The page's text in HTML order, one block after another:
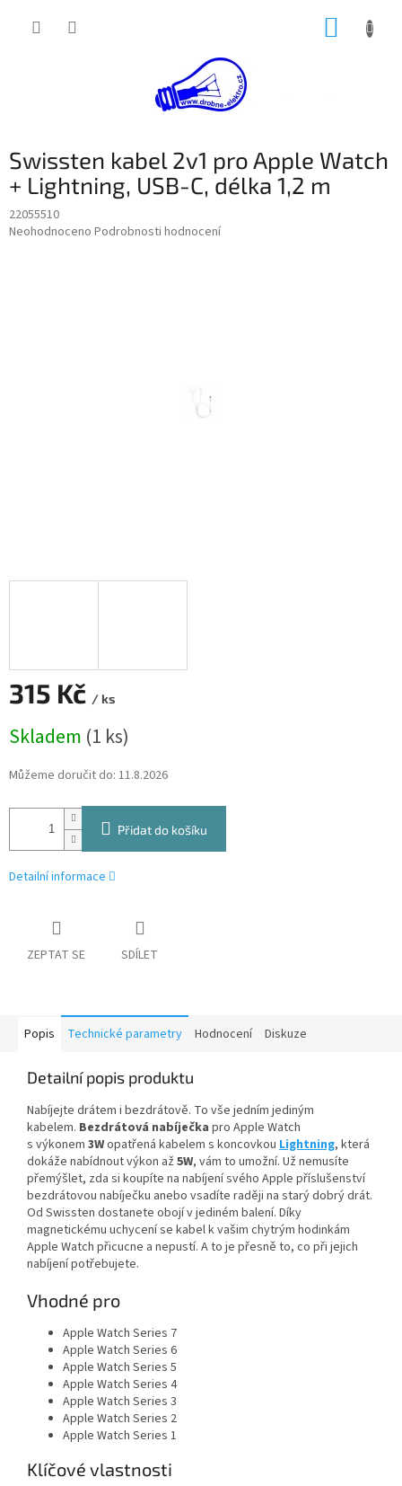
Swissten kabel 2v1 pro Apple Watch
+ Lightning, USB-C, délka 1,2 m
22055510
Průměrné
Neohodnoceno Podrobnosti hodnocení
315 Kč / ks
cena:
Skladem (1 ks)
Můžeme doručit do: 11.8.2026
Přidat do košíku
Detailní informace
ZEPTAT SE SDÍLET
Popis Technické parametry Hodnocení Diskuze
Detailní popis produktu
Nabíjejte drátem i bezdrátově. To vše jedním jediným
kabelem. Bezdrátová nabíječka pro Apple Watch
s výkonem 3Wopatřená kabelem s koncovkou Lightning, která
dokáže nabídnout výkon až 5W, vám to umožní. Už nemusíte
přemýšlet, zda si koupíte na nabíjení svého Apple příslušenství
bezdrátovou nabíječku anebo vsadíte raději na starý dobrý drát.
Od Swissten dostanete obojí v jediném balení. Díky
magnetickému uchycení se kabel k vašim chytrým hodinkám
Apple Watch přicucne a nepustí. A to je přesně to, co při jejich
nabíjení potřebujete.
Vhodné pro
Apple Watch Series 7
Apple Watch Series 6
Apple Watch Series 5
Apple Watch Series 4
Apple Watch Series 3
Apple Watch Series 2
Apple Watch Series 1
Klíčové vlastnosti